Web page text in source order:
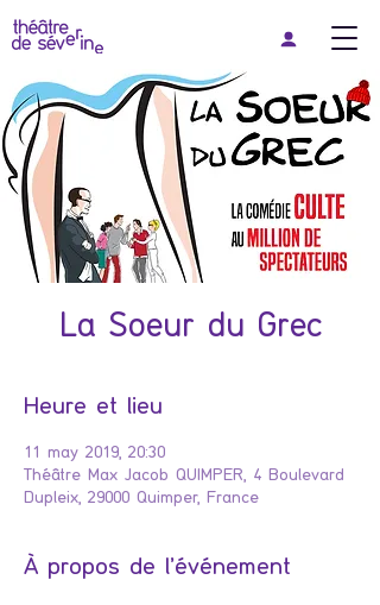
La Soeur du Grec
Heure et lieu
11 may 2019, 20:30
Théâtre Max Jacob QUIMPER, 4 Boulevard
Dupleix, 29000 Quimper, France
À propos de l'événement